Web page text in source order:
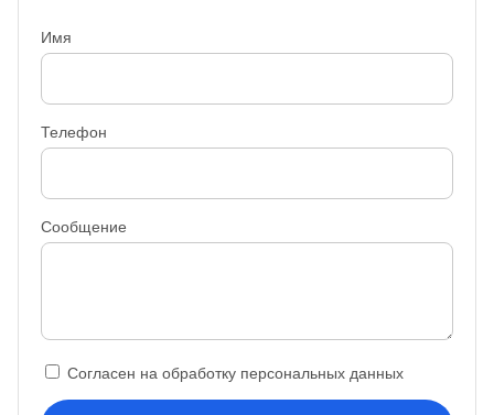
Имя
Телефон
Сообщение
Согласен на обработку персональных данных